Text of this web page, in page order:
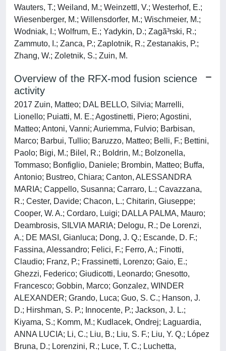
Wauters, T.; Weiland, M.; Weinzettl, V.; Westerhof, E.;
Wiesenberger, M.; Willensdorfer, M.; Wischmeier, M.;
Wodniak, I.; Wolfrum, E.; Yadykin, D.; Zagã³rski, R.;
Zammuto, I.; Zanca, P.; Zaplotnik, R.; Zestanakis, P.;
Zhang, W.; Zoletnik, S.; Zuin, M.
Overview of the RFX-mod fusion science
activity
2017 Zuin, Matteo; DAL BELLO, Silvia; Marrelli,
Lionello; Puiatti, M. E.; Agostinetti, Piero; Agostini,
Matteo; Antoni, Vanni; Auriemma, Fulvio; Barbisan,
Marco; Barbui, Tullio; Baruzzo, Matteo; Belli, F.; Bettini,
Paolo; Bigi, M.; Bilel, R.; Boldrin, M.; Bolzonella,
Tommaso; Bonfiglio, Daniele; Brombin, Matteo; Buffa,
Antonio; Bustreo, Chiara; Canton, ALESSANDRA
MARIA; Cappello, Susanna; Carraro, L.; Cavazzana,
R.; Cester, Davide; Chacon, L.; Chitarin, Giuseppe;
Cooper, W. A.; Cordaro, Luigi; DALLA PALMA, Mauro;
Deambrosis, SILVIA MARIA; Delogu, R.; De Lorenzi,
A.; DE MASI, Gianluca; Dong, J. Q.; Escande, D. F.;
Fassina, Alessandro; Felici, F.; Ferro, A.; Finotti,
Claudio; Franz, P.; Frassinetti, Lorenzo; Gaio, E.;
Ghezzi, Federico; Giudicotti, Leonardo; Gnesotto,
Francesco; Gobbin, Marco; Gonzalez, WINDER
ALEXANDER; Grando, Luca; Guo, S. C.; Hanson, J.
D.; Hirshman, S. P.; Innocente, P.; Jackson, J. L.;
Kiyama, S.; Komm, M.; Kudlacek, Ondrej; Laguardia,
ANNA LUCIA; Li, C.; Liu, B.; Liu, S. F.; Liu, Y. Q.; López
Bruna, D.; Lorenzini, R.; Luce, T. C.; Luchetta,